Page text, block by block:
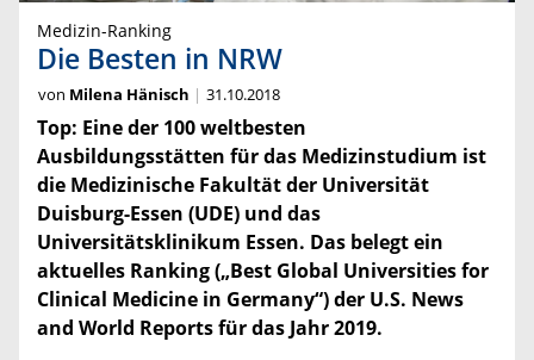
Medizin-Ranking
Die Besten in NRW
von Milena Hänisch 31.10.2018
Top: Eine der 100 weltbesten
Ausbildungsstätten für das Medizinstudium ist
die Medizinische Fakultät der Universität
Duisburg-Essen (UDE) und das
Universitätsklinikum Essen. Das belegt ein
aktuelles Ranking („Best Global Universities for
Clinical Medicine in Germany“) der U.S. News
and World Reports für das Jahr 2019.